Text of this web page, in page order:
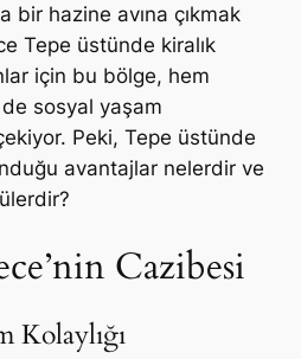
bir hazine avına çıkmak
Tepe üstünde kiralık
için bu bölge, hem
de sosyal yaşam
Peki, Tepe üstünde
avantajlar nelerdir ve
Cazibesi
Kolaylığı